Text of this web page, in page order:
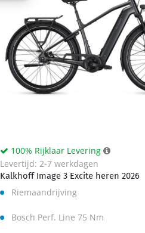
Kalkhoff Image 3 Excite heren 2026
100% Rijklaar Levering
Levertijd: 2-7 werkdagen
Riemaandrijving
Bosch Perf. Line 75 Nm